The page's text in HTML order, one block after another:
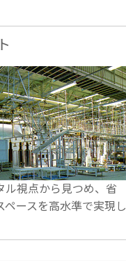
ル視点から見つめ、省
ペースを高水準で実現し